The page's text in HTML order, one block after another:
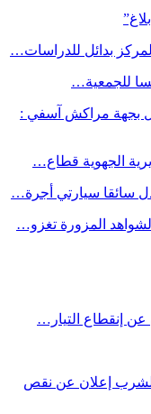
بدائل للدراسات…
للجمعية…
بجهة مراكش آسفي :
الجهوية قطاع…
سائقا سيارتي أجرة…
المزورة تغزو…
إنقطاع التيار…
إعلان عن نقص